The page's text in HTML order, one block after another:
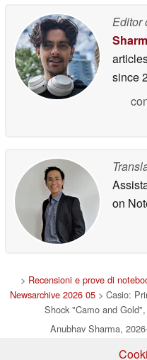
Editor
since
on
> Recensioni e prove di
Newsarchive 2026 05 > Casio:
Shock "Camo and
Anubhav Sharma,